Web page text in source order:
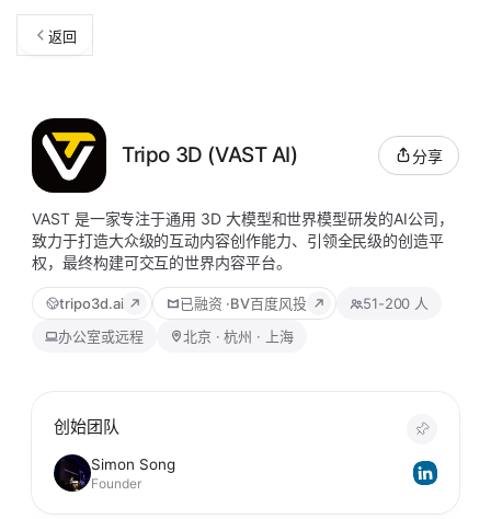
返回
Tripo 3D (VAST AI)
VAST 是一家专注于通用 3D 大模型和世界模型研发的AI公司，
致力于打造大众级的互动内容创作能力、引领全民级的创造平
权，最终构建可交互的世界内容平台。
分享
tripo3d.ai 已融资 ·BV百度风投
51-200 人
办公室或远程
北京 · 杭州 · 上海
创始团队
Simon Song
Founder